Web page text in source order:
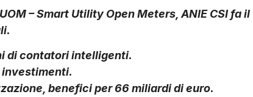
– Smart Utility Open Meters, ANIE CSI fa il
di contatori intelligenti.
investimenti.
benefici per 66 miliardi di euro.